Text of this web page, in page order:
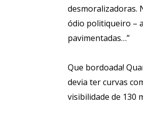
desmoralizadoras.
ódio politiqueiro –
pavimentadas…”
Que bordoada!
devia ter curvas
visibilidade de 130